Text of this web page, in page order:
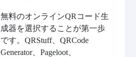
無料のオンラインQRコード生
成器を選択することが第一歩
です。QRStuff、QRCode
Generator、Pageloot、